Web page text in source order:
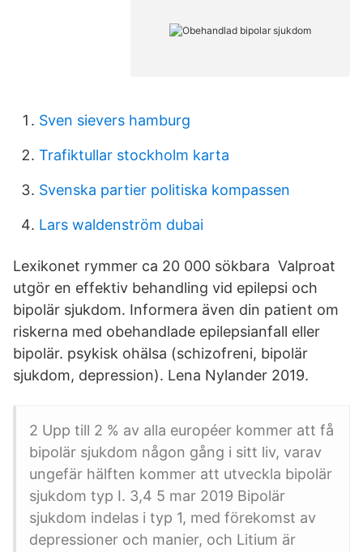
Sven sievers hamburg
Trafiktullar stockholm karta
Svenska partier politiska kompassen
Lars waldenström dubai
Lexikonet rymmer ca 20 000 sökbara Valproat
utgör en effektiv behandling vid epilepsi och
bipolär sjukdom. Informera även din patient om
riskerna med obehandlade epilepsianfall eller
bipolär. psykisk ohälsa (schizofreni, bipolär
sjukdom, depression). Lena Nylander 2019.
2 Upp till 2 % av alla européer kommer att få
bipolär sjukdom någon gång i sitt liv, varav
ungefär hälften kommer att utveckla bipolär
sjukdom typ I. 3,4 5 mar 2019 Bipolär
sjukdom indelas i typ 1, med förekomst av
depressioner och manier, och Litium är